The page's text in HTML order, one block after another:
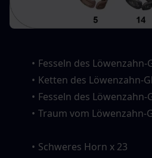
Fesseln des Löwenzahn-
Ketten des Löwenzahn-
Fesseln des Löwenzahn-
Traum vom Löwenzahn-
Schweres Horn x 23